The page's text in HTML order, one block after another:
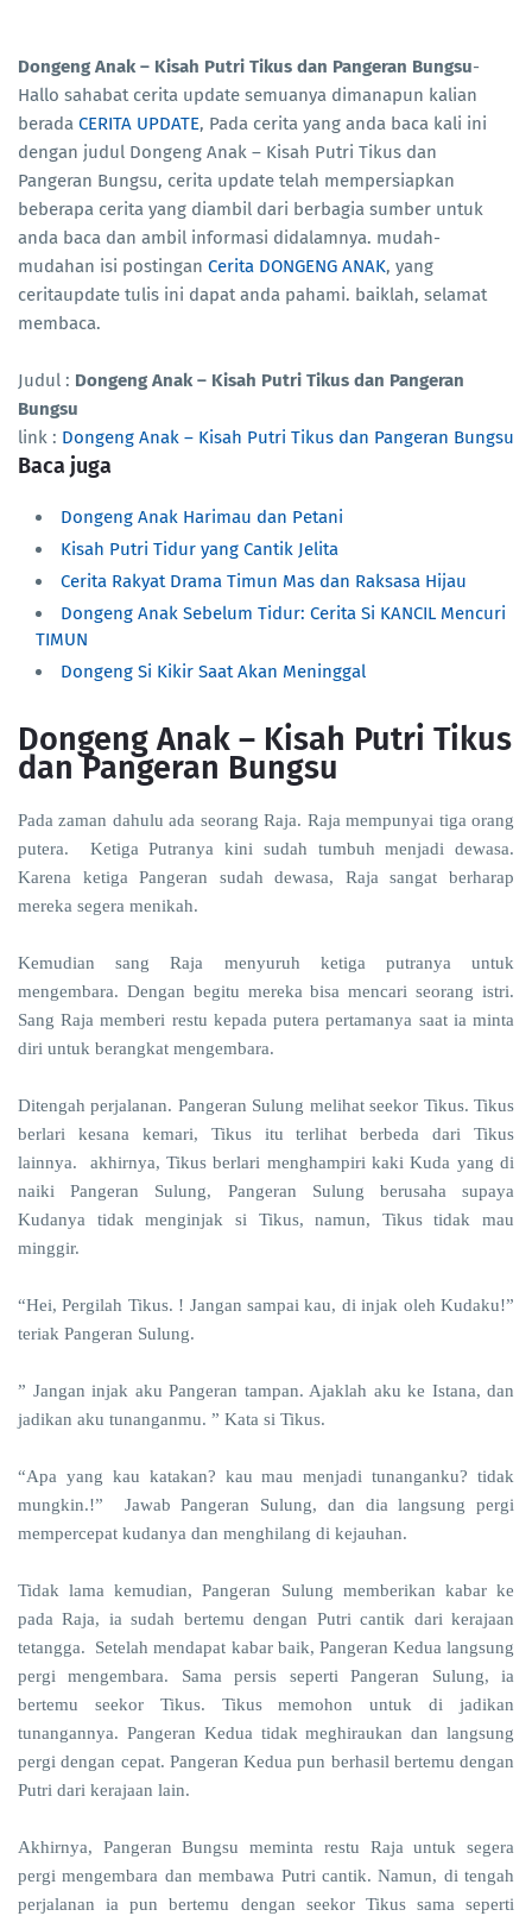
Dongeng Anak – Kisah Putri Tikus dan Pangeran Bungsu-
Hallo sahabat cerita update semuanya dimanapun kalian
berada CERITA UPDATE, Pada cerita yang anda baca kali ini
dengan judul Dongeng Anak – Kisah Putri Tikus dan
Pangeran Bungsu, cerita update telah mempersiapkan
beberapa cerita yang diambil dari berbagia sumber untuk
anda baca dan ambil informasi didalamnya. mudah-
mudahan isi postingan Cerita DONGENG ANAK, yang
ceritaupdate tulis ini dapat anda pahami. baiklah, selamat
membaca.
Judul : Dongeng Anak – Kisah Putri Tikus dan Pangeran
Bungsu
link : Dongeng Anak – Kisah Putri Tikus dan Pangeran Bungsu
Baca juga
Dongeng Anak Harimau dan Petani
Kisah Putri Tidur yang Cantik Jelita
Cerita Rakyat Drama Timun Mas dan Raksasa Hijau
Dongeng Anak Sebelum Tidur: Cerita Si KANCIL Mencuri
TIMUN
Dongeng Si Kikir Saat Akan Meninggal
Dongeng Anak – Kisah Putri Tikus
dan Pangeran Bungsu
Pada zaman dahulu ada seorang Raja. Raja mempunyai tiga orang
putera. Ketiga Putranya kini sudah tumbuh menjadi dewasa.
Karena ketiga Pangeran sudah dewasa, Raja sangat berharap
mereka segera menikah.
Kemudian sang Raja menyuruh ketiga putranya untuk
mengembara. Dengan begitu mereka bisa mencari seorang istri.
Sang Raja memberi restu kepada putera pertamanya saat ia minta
diri untuk berangkat mengembara.
Ditengah perjalanan. Pangeran Sulung melihat seekor Tikus. Tikus
berlari kesana kemari, Tikus itu terlihat berbeda dari Tikus
lainnya. akhirnya, Tikus berlari menghampiri kaki Kuda yang di
naiki Pangeran Sulung, Pangeran Sulung berusaha supaya
Kudanya tidak menginjak si Tikus, namun, Tikus tidak mau
minggir.
“Hei, Pergilah Tikus. ! Jangan sampai kau, di injak oleh Kudaku!”
teriak Pangeran Sulung.
” Jangan injak aku Pangeran tampan. Ajaklah aku ke Istana, dan
jadikan aku tunanganmu. ” Kata si Tikus.
“Apa yang kau katakan? kau mau menjadi tunanganku? tidak
mungkin.!” Jawab Pangeran Sulung, dan dia langsung pergi
mempercepat kudanya dan menghilang di kejauhan.
Tidak lama kemudian, Pangeran Sulung memberikan kabar ke
pada Raja, ia sudah bertemu dengan Putri cantik dari kerajaan
tetangga. Setelah mendapat kabar baik, Pangeran Kedua langsung
pergi mengembara. Sama persis seperti Pangeran Sulung, ia
bertemu seekor Tikus. Tikus memohon untuk di jadikan
tunangannya. Pangeran Kedua tidak meghiraukan dan langsung
pergi dengan cepat. Pangeran Kedua pun berhasil bertemu dengan
Putri dari kerajaan lain.
Akhirnya, Pangeran Bungsu meminta restu Raja untuk segera
pergi mengembara dan membawa Putri cantik. Namun, di tengah
perjalanan ia pun bertemu dengan seekor Tikus sama seperti